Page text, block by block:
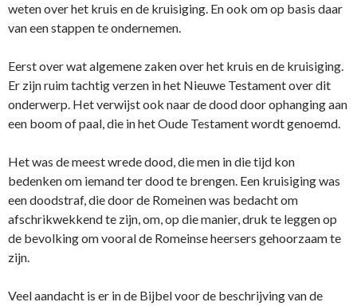
weten over het kruis en de kruisiging. En ook om op basis daar
van een stappen te ondernemen.
Eerst over wat algemene zaken over het kruis en de kruisiging.
Er zijn ruim tachtig verzen in het Nieuwe Testament over dit
onderwerp. Het verwijst ook naar de dood door ophanging aan
een boom of paal, die in het Oude Testament wordt genoemd.
Het was de meest wrede dood, die men in die tijd kon
bedenken om iemand ter dood te brengen. Een kruisiging was
een doodstraf, die door de Romeinen was bedacht om
afschrikwekkend te zijn, om, op die manier, druk te leggen op
de bevolking om vooral de Romeinse heersers gehoorzaam te
zijn.
Veel aandacht is er in de Bijbel voor de beschrijving van de